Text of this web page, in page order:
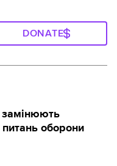
DONATE
замінюють
оборони